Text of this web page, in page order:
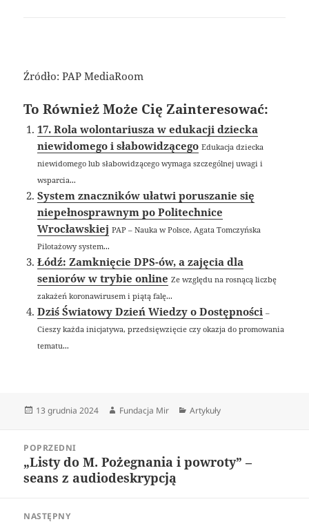
Źródło: PAP MediaRoom
To Również Może Cię Zainteresować:
17. Rola wolontariusza w edukacji dziecka
niewidomego i słabowidzącego Edukacja dziecka
niewidomego lub słabowidzącego wymaga szczególnej uwagi i
wsparcia...
System znaczników ułatwi poruszanie się
niepełnosprawnym po Politechnice
Wrocławskiej PAP – Nauka w Polsce, Agata Tomczyńska
Pilotażowy system...
Łódź: Zamknięcie DPS-ów, a zajęcia dla
seniorów w trybie online Ze względu na rosnącą liczbę
zakażeń koronawirusem i piątą falę...
Dziś Światowy Dzień Wiedzy o Dostępności –
Cieszy każda inicjatywa, przedsięwzięcie czy okazja do promowania
tematu...
Data
13 grudnia 2024 Autor
Fundacja Mir Kategorie
Artykuły
wpisuPOPRZEDNI
Poprzedni
wpis:
„Listy do M. Pożegnania i powroty” –
seans z audiodeskrypcją
NASTĘPNY